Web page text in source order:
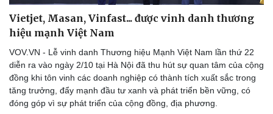
Vietjet, Masan, Vinfast... được vinh danh thương
hiệu mạnh Việt Nam
VOV.VN - Lễ vinh danh Thương hiệu Mạnh Việt Nam lần thứ 22
diễn ra vào ngày 2/10 tại Hà Nội đã thu hút sự quan tâm của cộng
đồng khi tôn vinh các doanh nghiệp có thành tích xuất sắc trong
tăng trưởng, đẩy mạnh đầu tư xanh và phát triển bền vững, có
đóng góp vì sự phát triển của cộng đồng, địa phương.